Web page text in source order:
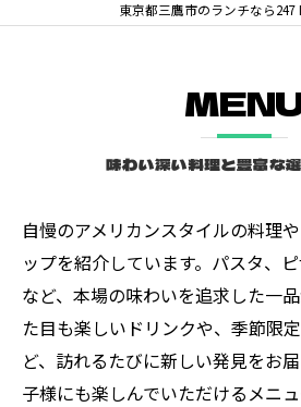
東京都三鷹市のランチなら247
味わい深い料理と豊富な
自慢のアメリカンスタイルの料理
ップを紹介しています。パスタ、
など、本場の味わいを追求した一
た目も楽しいドリンクや、季節限
ど、訪れるたびに新しい発見をお
子様にも楽しんでいただけるメニ